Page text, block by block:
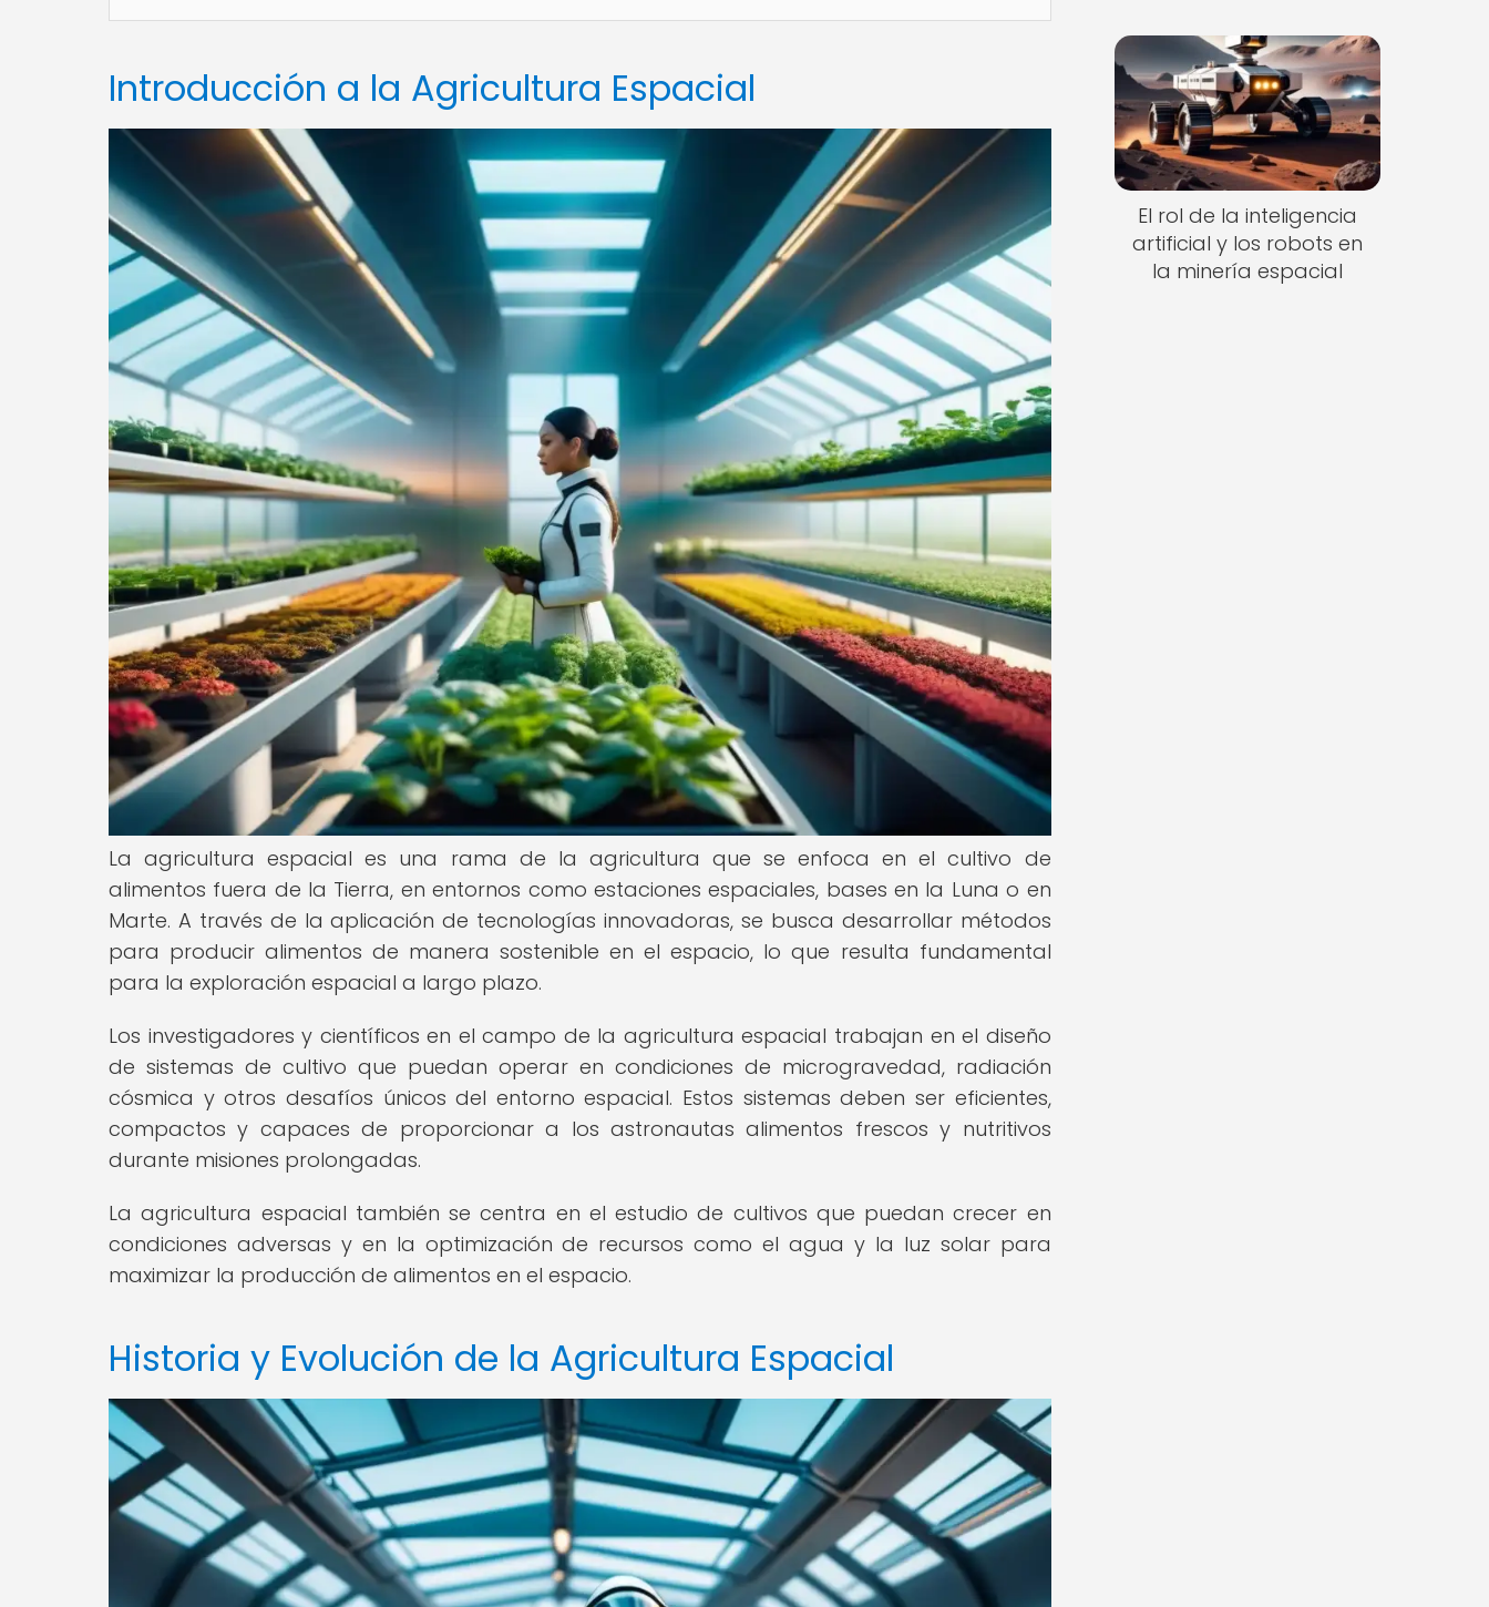
Introducción a la Agricultura Espacial
La agricultura espacial es una rama de la agricultura que se enfoca en el cultivo de
alimentos fuera de la Tierra, en entornos como estaciones espaciales, bases en la Luna o en
Marte. A través de la aplicación de tecnologías innovadoras, se busca desarrollar métodos
para producir alimentos de manera sostenible en el espacio, lo que resulta fundamental
para la exploración espacial a largo plazo.
Los investigadores y científicos en el campo de la agricultura espacial trabajan en el diseño
de sistemas de cultivo que puedan operar en condiciones de microgravedad, radiación
cósmica y otros desafíos únicos del entorno espacial. Estos sistemas deben ser eficientes,
compactos y capaces de proporcionar a los astronautas alimentos frescos y nutritivos
durante misiones prolongadas.
La agricultura espacial también se centra en el estudio de cultivos que puedan crecer en
condiciones adversas y en la optimización de recursos como el agua y la luz solar para
maximizar la producción de alimentos en el espacio.
Historia y Evolución de la Agricultura Espacial
El rol de la inteligencia
artificial y los robots en
la minería espacial